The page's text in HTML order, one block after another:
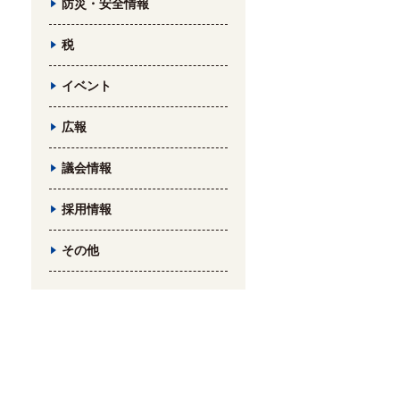
防災・安全情報
税
イベント
広報
議会情報
採用情報
その他